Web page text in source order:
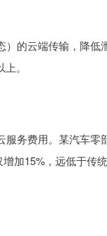
的云端传输，降低
。
务费用。某汽车零
加15%，远低于传